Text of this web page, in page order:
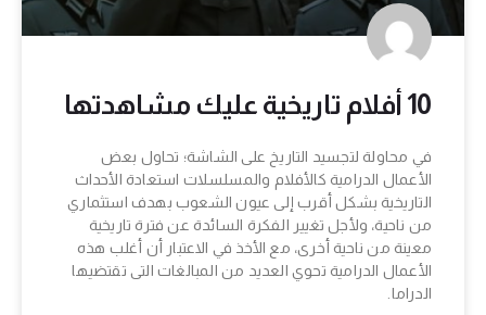
10 أفلام تاريخية عليك مشاهدتها
في محاولة لتجسيد التاريخ على الشاشة؛ تحاول بعض
الأعمال الدرامية كالأفلام والمسلسلات استعادة الأحداث
التاريخية بشكل أقرب إلى عيون الشعوب بهدف استثماري
من ناحية، ولأجل تغيير الفكرة السائدة عن فترة تاريخية
معينة من ناحية أخرى، مع الأخذ في الاعتبار أن أغلب هذه
الأعمال الدرامية تحوي العديد من المبالغات التى تقتضيها
الدراما.